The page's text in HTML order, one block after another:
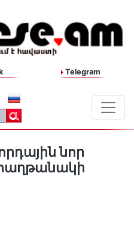
Telegram
նոր
հաղթանակի